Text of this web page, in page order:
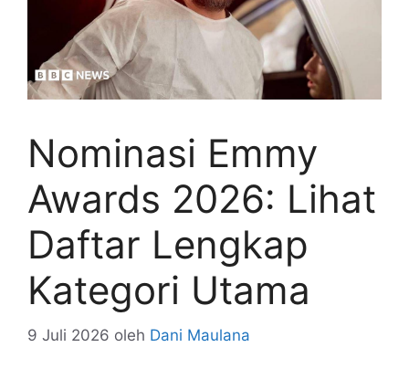
Nominasi Emmy
Awards 2026: Lihat
Daftar Lengkap
Kategori Utama
9 Juli 2026 oleh Dani Maulana